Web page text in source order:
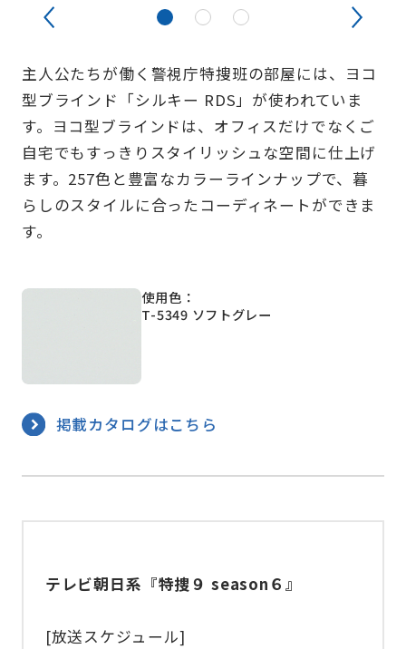
主人公たちが働く警視庁特捜班の部屋には、ヨコ
型ブラインド「シルキー RDS」が使われていま
す。ヨコ型ブラインドは、オフィスだけでなくご
自宅でもすっきりスタイリッシュな空間に仕上げ
ます。257色と豊富なカラーラインナップで、暮
らしのスタイルに合ったコーディネートができま
す。
使用色：
T-5349 ソフトグレー
掲載カタログはこちら
テレビ朝日系『特捜９ season６』
[放送スケジュール]